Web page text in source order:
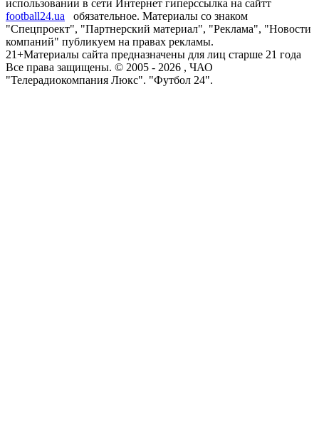
использовании в сети Интернет гиперссылка на сайтт
football24.ua
обязательное. Материалы со знаком
"Спецпроект", "Партнерский материал", "Реклама", "Новости
компаний" публикуем на правах рекламы.
21+Материалы сайта предназначены для лиц старше 21 года
Все права защищены. © 2005 - 2026 , ЧАО
"Телерадиокомпания Люкс". "Футбол 24".